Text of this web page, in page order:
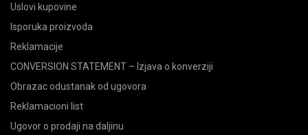
Uslovi kupovine
Isporuka proizvoda
Reklamacije
CONVERSION STATEMENT – Izjava o konverziji
Obrazac odustanak od ugovora
Reklamacioni list
Ugovor o prodaji na daljinu